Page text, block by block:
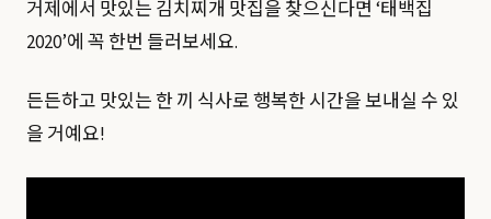
거제에서 맛있는 김치찌개 맛집을 찾으신다면 ‘태백집
2020’에 꼭 한번 들러보세요.
든든하고 맛있는 한 끼 식사로 행복한 시간을 보내실 수 있
을 거예요!